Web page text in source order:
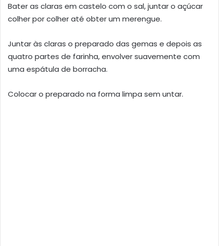
Bater as claras em castelo com o sal, juntar o açúcar
colher por colher até obter um merengue.
Juntar às claras o preparado das gemas e depois as
quatro partes de farinha, envolver suavemente com
uma espátula de borracha.
Colocar o preparado na forma limpa sem untar.